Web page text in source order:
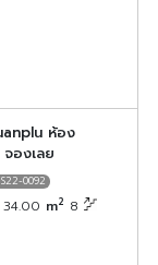
ห้อง
องเลย
0092
m2 8